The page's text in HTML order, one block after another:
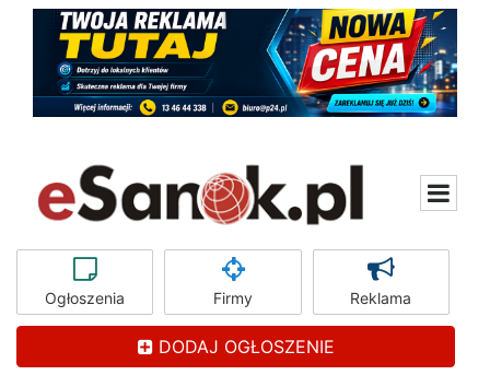
Ogłoszenia Firmy Reklama
DODAJ OGŁOSZENIE